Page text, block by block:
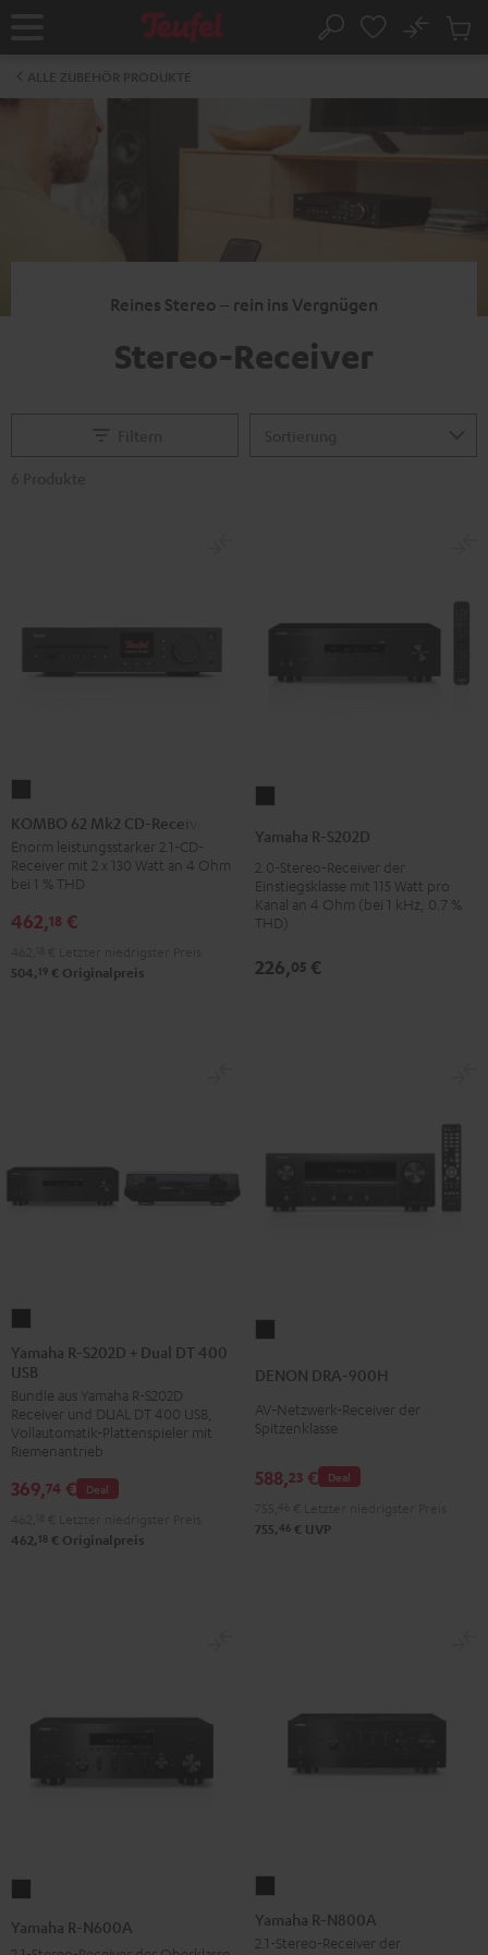
Startseite Suche
No
Reines Stereo – rein ins Vergnügen
Stereo-Receiver
62
Mk2
CD-
Receiver
Night
KOMBO 62 Mk2 CD-Receiver
Enorm leistungsstarker 2.1-CD-
Receiver mit 2 x 130 Watt an 4 Ohm
bei 1 % THD
462,18 €
504, 19 € Originalpreis
Schwarz
Yamaha R-S202D
2.0-Stereo-Receiver der
Einstiegsklasse mit 115 Watt pro
Kanal an 4 Ohm (bei 1 kHz, 0.7 %
THD)
226,05 €
S202D
+
Dual
DT
USB
Yamaha R-S202D + Dual DT 400
USB
Bundle aus Yamaha R-S202D
Receiver und DUAL DT 400 USB,
Vollautomatik-Plattenspieler mit
Riemenantrieb
Deal
369,74 €
462, 18 € Originalpreis
900H
Schwarz
DENON DRA-900H
AV-Netzwerk-Receiver der
Spitzenklasse
Deal
588,23 €
755,46 € UVP
Yamaha R-N600A
N800A
Yamaha R-N800A
2.1-Stereo-Receiver der